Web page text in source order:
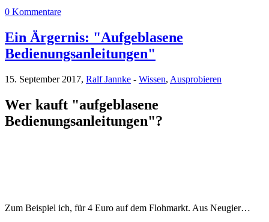
0 Kommentare
Ein Ärgernis: "Aufgeblasene
Bedienungsanleitungen"
15. September 2017, Ralf Jannke - Wissen, Ausprobieren
Wer kauft "aufgeblasene
Bedienungsanleitungen"?
Zum Beispiel ich, für 4 Euro auf dem Flohmarkt. Aus Neugier…